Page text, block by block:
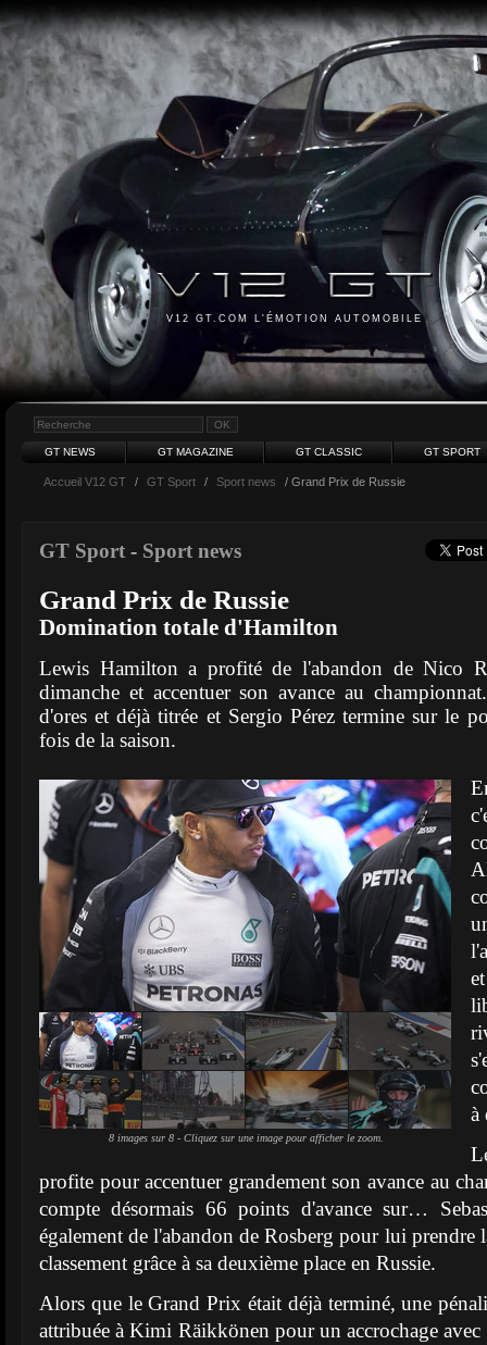
V12 GT.COM L'ÉMOTION AUTOMOBILE
GT NEWS GT MAGAZINE GT CLASSIC GT SPORT
Accueil V12 GT / GT Sport / Sport news / Grand Prix de Russie
GT Sport - Sport news
Grand Prix de Russie
Domination totale d'Hamilton
Lewis Hamilton a profité de l'abandon de Nico
dimanche et accentuer son avance au
d'ores et déjà titrée et Sergio Pérez termine sur le
fois de la saison.
8 images sur 8 - Cliquez sur une image pour afficher le zoom.
à
profite pour accentuer grandement son avance au
compte désormais 66 points d'avance sur…
également de l'abandon de Rosberg pour lui prendre
classement grâce à sa deuxième place en Russie.
Alors que le Grand Prix était déjà terminé, une
attribuée à Kimi Räikkönen pour un accrochage